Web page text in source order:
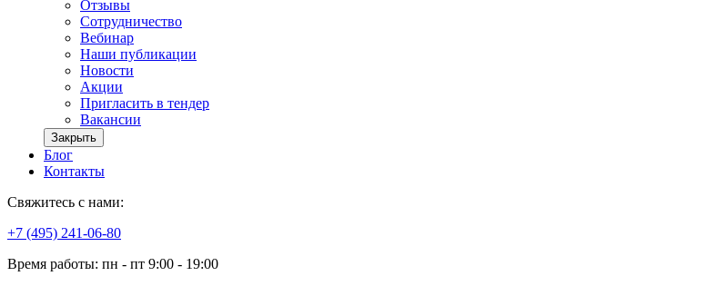
Отзывы
Сотрудничество
Вебинар
Наши публикации
Новости
Акции
Пригласить в тендер
Вакансии
Закрыть
Блог
Контакты
Свяжитесь с нами:
+7 (495) 241-06-80
Время работы: пн - пт 9:00 - 19:00